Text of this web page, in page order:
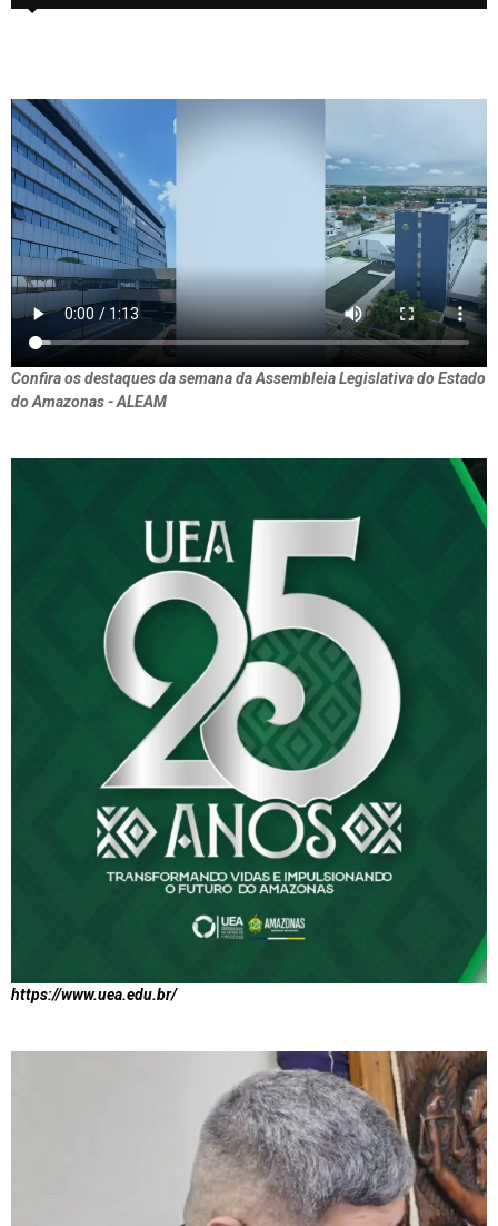
Confira os destaques da semana da Assembleia Legislativa do Estado
do Amazonas - ALEAM
https://www.uea.edu.br/